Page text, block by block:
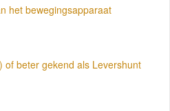
het bewegingsapparaat
of beter gekend als Levershunt